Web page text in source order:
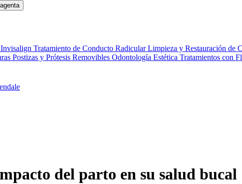
Tratamiento de Conducto RadicularLimpieza y Restauración de
Postizas y Prótesis Removibles Odontología Estética Tratamientos con
del parto en su salud bucal